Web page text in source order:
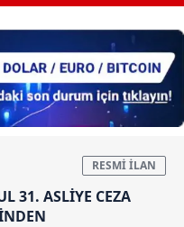
31. ASLİYE CEZA